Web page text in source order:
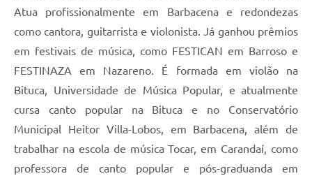
Atua profissionalmente em Barbacena e redondezas
como cantora, guitarrista e violonista. Já ganhou prêmios
em festivais de música, como FESTICAN em Barroso e
FESTINAZA em Nazareno. É formada em violão na
Bituca, Universidade de Música Popular, e atualmente
cursa canto popular na Bituca e no Conservatório
Municipal Heitor Villa-Lobos, em Barbacena, além de
trabalhar na escola de música Tocar, em Carandaí, como
professora de canto popular e pós-graduanda em